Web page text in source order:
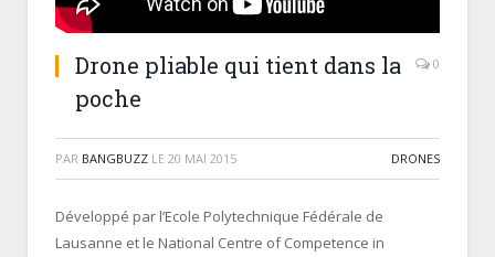
Drone pliable qui tient dans la
poche
0
PAR BANGBUZZ LE 20 MAI 2015 DRONES
Développé par l’Ecole Polytechnique Fédérale de
Lausanne et le National Centre of Competence in